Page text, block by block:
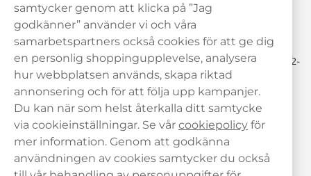
hej@haypp.com
08 517 910 97
Mån-Tor 8.00-17.00 | Fre 9.00-17.00 | (Lunchstängt må-fre 12-
13)
samtycker genom att klicka på ”Jag
godkänner” använder vi och våra
samarbetspartners också cookies för att ge dig
en personlig shoppingupplevelse, analysera
hur webbplatsen används, skapa riktad
annonsering och för att följa upp kampanjer.
Du kan när som helst återkalla ditt samtycke
via cookieinställningar. Se vår cookiepolicy för
mer information. Genom att godkänna
användningen av cookies samtycker du också